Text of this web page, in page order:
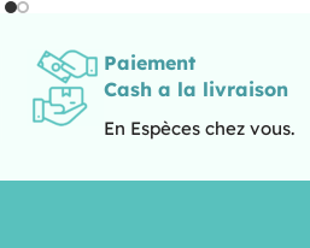
Paiement
Cash a la livraison
En Espèces chez vous.